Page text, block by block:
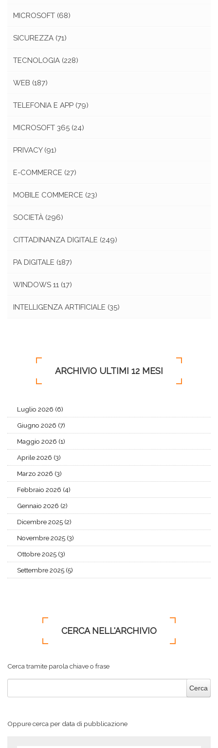
MICROSOFT (68)
SICUREZZA (71)
TECNOLOGIA (228)
WEB (187)
TELEFONIA E APP (79)
MICROSOFT 365 (24)
PRIVACY (91)
E-COMMERCE (27)
MOBILE COMMERCE (23)
SOCIETÀ (296)
CITTADINANZA DIGITALE (249)
PA DIGITALE (187)
WINDOWS 11 (17)
INTELLIGENZA ARTIFICIALE (35)
ARCHIVIO ULTIMI 12 MESI
Luglio 2026 (6)
Giugno 2026 (7)
Maggio 2026 (1)
Aprile 2026 (3)
Marzo 2026 (3)
Febbraio 2026 (4)
Gennaio 2026 (2)
Dicembre 2025 (2)
Novembre 2025 (3)
Ottobre 2025 (3)
Settembre 2025 (5)
CERCA NELL'ARCHIVIO
Cerca tramite parola chiave o frase
Oppure cerca per data di pubblicazione